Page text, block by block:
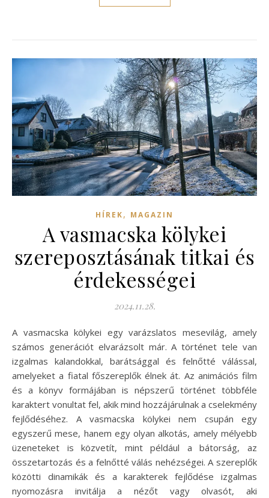
HÍREK, MAGAZIN
A vasmacska kölykei
szereposztásának titkai és
érdekességei
2024.11.28.
A vasmacska kölykei egy varázslatos mesevilág, amely
számos generációt elvarázsolt már. A történet tele van
izgalmas kalandokkal, barátsággal és felnőtté válással,
amelyeket a fiatal főszereplők élnek át. Az animációs film
és a könyv formájában is népszerű történet többféle
karaktert vonultat fel, akik mind hozzájárulnak a cselekmény
fejlődéséhez. A vasmacska kölykei nem csupán egy
egyszerű mese, hanem egy olyan alkotás, amely mélyebb
üzeneteket is közvetít, mint például a bátorság, az
összetartozás és a felnőtté válás nehézségei. A szereplők
közötti dinamikák és a karakterek fejlődése izgalmas
nyomozásra invitálja a nézőt vagy olvasót, aki